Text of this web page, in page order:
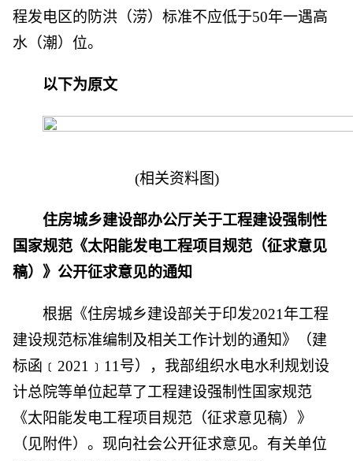
程发电区的防洪（涝）标准不应低于50年一遇高
水（潮）位。
以下为原文
(相关资料图)
住房城乡建设部办公厅关于工程建设强制性
国家规范 《太阳能发电工程项目规范（征求意见
稿）》公开征求意见的通知
根据《住房城乡建设部关于印发2021年工程
建设规范标准编制及相关工作计划的通知》（建
标函﹝2021﹞11号），我部组织水电水利规划设
计总院等单位起草了工程建设强制性国家规范
《太阳能发电工程项目规范（征求意见稿）》
（见附件）。现向社会公开征求意见。有关单位